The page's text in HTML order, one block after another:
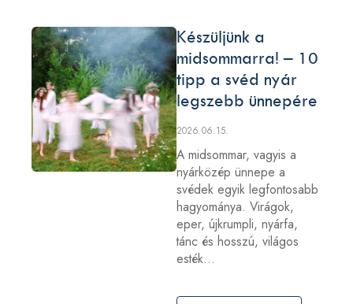
Készüljünk a
midsommarra! – 10
tipp a svéd nyár
legszebb ünnepére
2026.06.15.
A midsommar, vagyis a
nyárközép ünnepe a
svédek egyik legfontosabb
hagyománya. Virágok,
eper, újkrumpli, nyárfa,
tánc és hosszú, világos
esték…